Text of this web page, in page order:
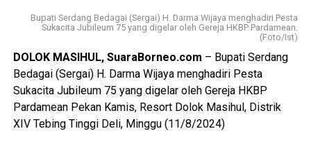
Bupati Serdang Bedagai (Sergai) H. Darma Wijaya menghadiri Pesta
Sukacita Jubileum 75 yang digelar oleh Gereja HKBP Pardamean.
(Foto/Ist)
DOLOK MASIHUL, SuaraBorneo.com – Bupati Serdang
Bedagai (Sergai) H. Darma Wijaya menghadiri Pesta
Sukacita Jubileum 75 yang digelar oleh Gereja HKBP
Pardamean Pekan Kamis, Resort Dolok Masihul, Distrik
XIV Tebing Tinggi Deli, Minggu (11/8/2024)